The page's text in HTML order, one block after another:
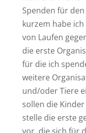
Spenden für
kurzem habe
von Laufen
die erste
für die ich
weitere
und/oder Tiere
sollen die
stelle die erste